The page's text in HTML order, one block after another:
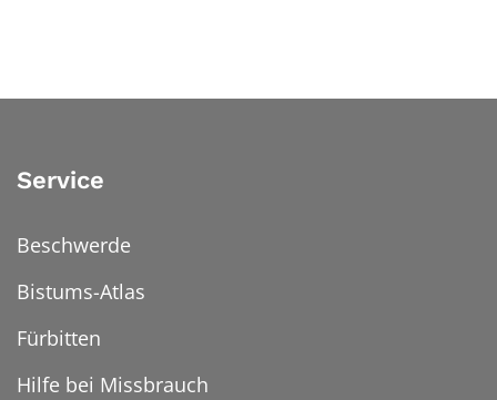
Service
Beschwerde
Bistums-Atlas
Fürbitten
Hilfe bei Missbrauch